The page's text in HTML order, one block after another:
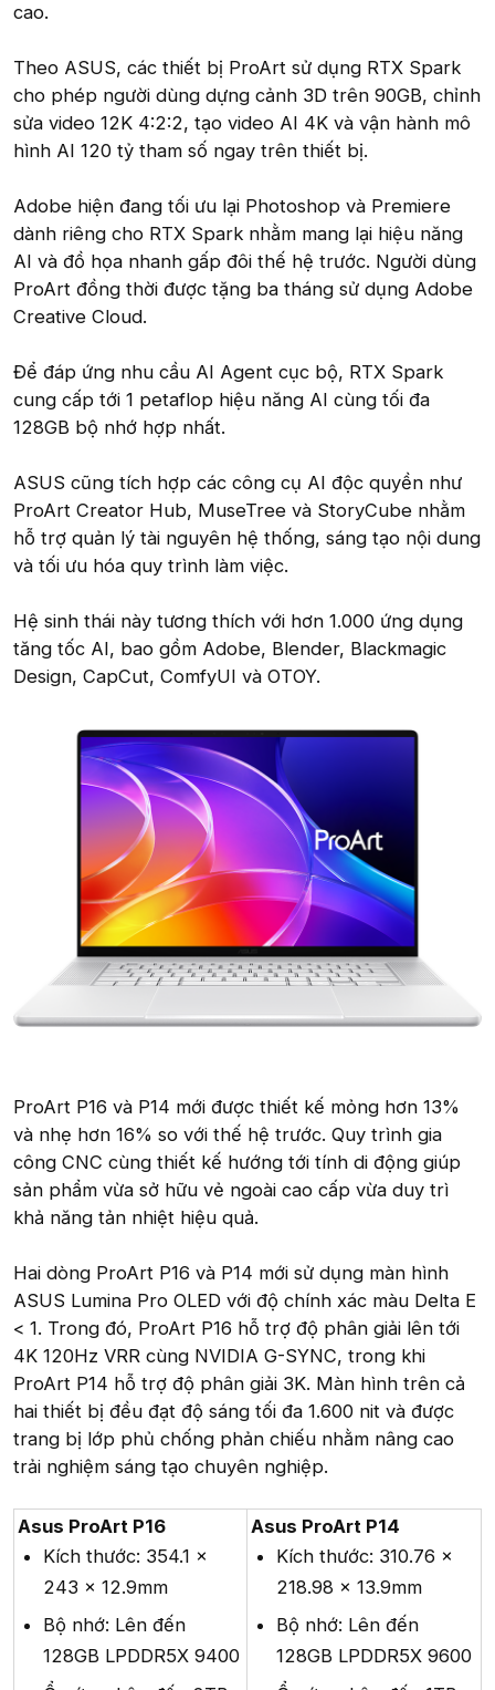
cao.
Theo ASUS, các thiết bị ProArt sử dụng RTX Spark
cho phép người dùng dựng cảnh 3D trên 90GB, chỉnh
sửa video 12K 4:2:2, tạo video AI 4K và vận hành mô
hình AI 120 tỷ tham số ngay trên thiết bị.
Adobe hiện đang tối ưu lại Photoshop và Premiere
dành riêng cho RTX Spark nhằm mang lại hiệu năng
AI và đồ họa nhanh gấp đôi thế hệ trước. Người dùng
ProArt đồng thời được tặng ba tháng sử dụng Adobe
Creative Cloud.
Để đáp ứng nhu cầu AI Agent cục bộ, RTX Spark
cung cấp tới 1 petaflop hiệu năng AI cùng tối đa
128GB bộ nhớ hợp nhất.
ASUS cũng tích hợp các công cụ AI độc quyền như
ProArt Creator Hub, MuseTree và StoryCube nhằm
hỗ trợ quản lý tài nguyên hệ thống, sáng tạo nội dung
và tối ưu hóa quy trình làm việc.
Hệ sinh thái này tương thích với hơn 1.000 ứng dụng
tăng tốc AI, bao gồm Adobe, Blender, Blackmagic
Design, CapCut, ComfyUI và OTOY.
ProArt P16 và P14 mới được thiết kế mỏng hơn 13%
và nhẹ hơn 16% so với thế hệ trước. Quy trình gia
công CNC cùng thiết kế hướng tới tính di động giúp
sản phẩm vừa sở hữu vẻ ngoài cao cấp vừa duy trì
khả năng tản nhiệt hiệu quả.
Hai dòng ProArt P16 và P14 mới sử dụng màn hình
ASUS Lumina Pro OLED với độ chính xác màu Delta E
< 1. Trong đó, ProArt P16 hỗ trợ độ phân giải lên tới
4K 120Hz VRR cùng NVIDIA G-SYNC, trong khi
ProArt P14 hỗ trợ độ phân giải 3K. Màn hình trên cả
hai thiết bị đều đạt độ sáng tối đa 1.600 nit và được
trang bị lớp phủ chống phản chiếu nhằm nâng cao
trải nghiệm sáng tạo chuyên nghiệp.
Asus ProArt P16
Kích thước: 354.1 x
243 x 12.9mm
Bộ nhớ: Lên đến
128GB LPDDR5X 9400
Asus ProArt P14
Kích thước: 310.76 x
218.98 x 13.9mm
Bộ nhớ: Lên đến
128GB LPDDR5X 9600